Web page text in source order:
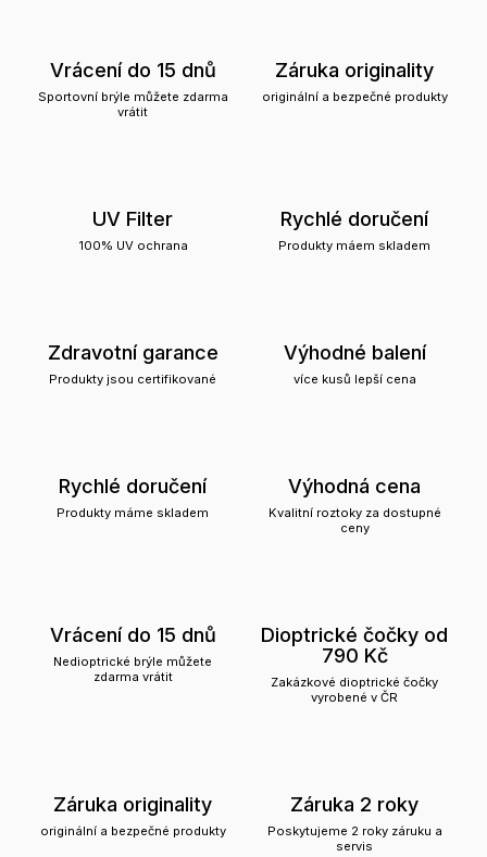
Vrácení do 15 dnů
Sportovní brýle můžete zdarma
vrátit
Záruka originality
originální a bezpečné produkty
UV Filter
100% UV ochrana
Rychlé doručení
Produkty máem skladem
Zdravotní garance
Produkty jsou certifikované
Výhodné balení
více kusů lepší cena
Rychlé doručení
Produkty máme skladem
Výhodná cena
Kvalitní roztoky za dostupné
ceny
Vrácení do 15 dnů
Nedioptrické brýle můžete
zdarma vrátit
Dioptrické čočky od
790 Kč
Zakázkové dioptrické čočky
vyrobené v ČR
Záruka originality
originální a bezpečné produkty
Záruka 2 roky
Poskytujeme 2 roky záruku a
servis